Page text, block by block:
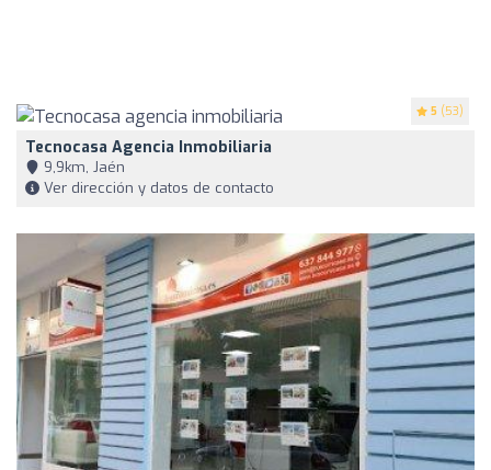
5 (53)
Tecnocasa Agencia Inmobiliaria
9,9km, Jaén
Ver dirección y datos de contacto